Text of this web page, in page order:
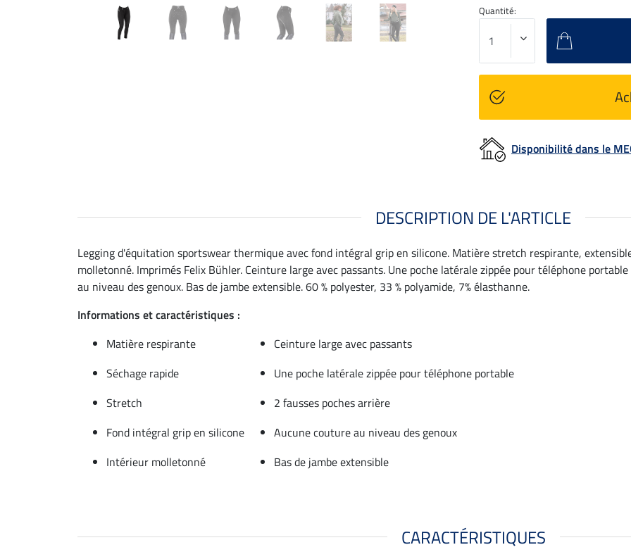
Quantité:
Disponibilité dans le
DESCRIPTION DE L'ARTICLE
Legging d'équitation sportswear thermique avec fond intégral grip en silicone. Matière stretch respirante,
molletonné. Imprimés Felix Bühler. Ceinture large avec passants. Une poche latérale zippée pour téléphone
au niveau des genoux. Bas de jambe extensible. 60 % polyester, 33 % polyamide, 7% élasthanne.
Informations et caractéristiques :
Matière respirante
Ceinture large avec passants
Séchage rapide
Une poche latérale zippée pour téléphone portable
Stretch
2 fausses poches arrière
Fond intégral grip en silicone
Aucune couture au niveau des genoux
Intérieur molletonné
Bas de jambe extensible
CARACTÉRISTIQUES